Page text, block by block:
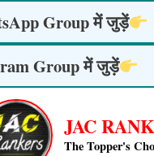
Group में जुड़ें
Group में जुड़ें
JAC
The Topper's